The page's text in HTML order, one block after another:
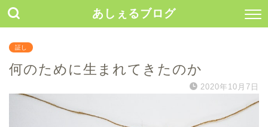
あしぇるブログ
証し
何のために生まれてきたのか
2020年10月7日